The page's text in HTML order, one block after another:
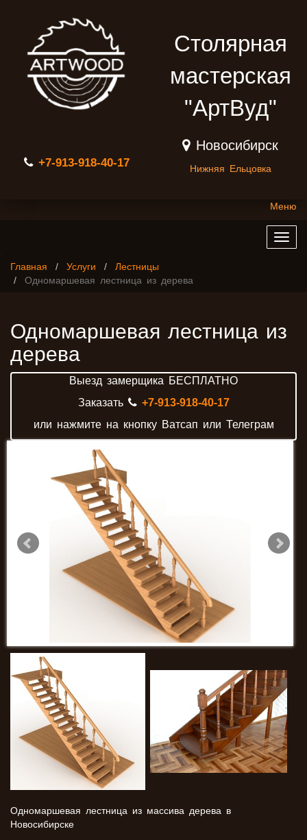
Столярная
мастерская
"АртВуд"
+7-913-918-40-17
Новосибирск
Нижняя Ельцовка
Меню
Главная Услуги
Лестницы
Одномаршевая лестница из дерева
Одномаршевая лестница из
дерева
Выезд замерщика БЕСПЛАТНО
Заказать
+7-913-918-40-17
или нажмите на кнопку Ватсап или Телеграм
Одномаршевая лестница из массива дерева в
Новосибирске